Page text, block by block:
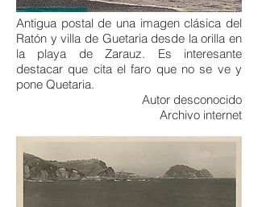
Antigua postal de una imagen clásica del
Ratón y villa de Guetaria desde la orilla en
la playa de Zarauz. Es interesante
destacar que cita el faro que no se ve y
pone Quetaria.
Autor desconocido
Archivo internet